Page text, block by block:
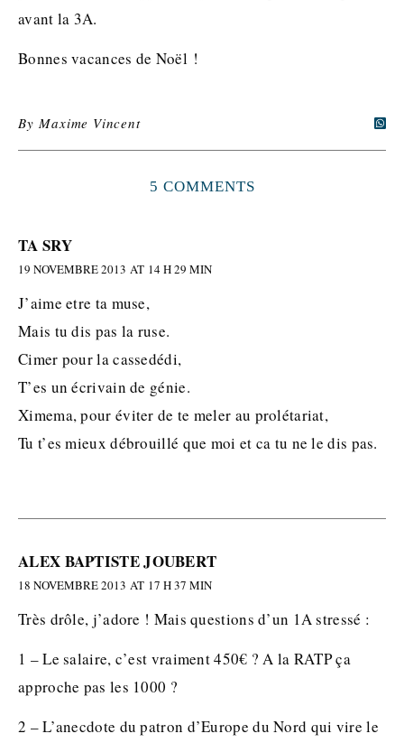
avant la 3A.
Bonnes vacances de Noël !
ByMaxime Vincent
5 COMMENTS
TA SRY
19 NOVEMBRE 2013 AT 14 H 29 MIN
J’aime etre ta muse,
Mais tu dis pas la ruse.
Cimer pour la cassedédi,
T’es un écrivain de génie.
Ximema, pour éviter de te meler au prolétariat,
Tu t’es mieux débrouillé que moi et ca tu ne le dis pas.
ALEX BAPTISTE JOUBERT
18 NOVEMBRE 2013 AT 17 H 37 MIN
Très drôle, j’adore ! Mais questions d’un 1A stressé :
1 – Le salaire, c’est vraiment 450€ ? A la RATP ça
approche pas les 1000 ?
2 – L’anecdote du patron d’Europe du Nord qui vire le